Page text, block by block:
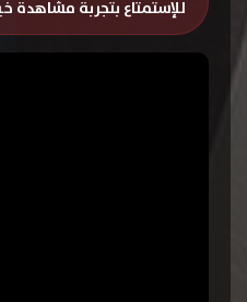
للإستمتاع بتجربة مشاهدة